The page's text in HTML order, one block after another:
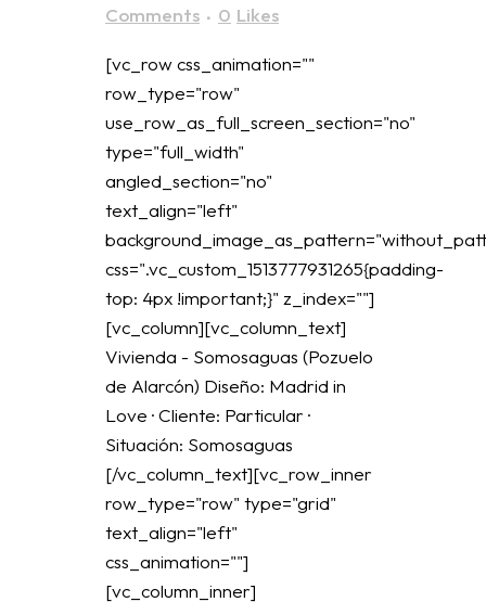
Comments
0 Likes
[vc_row css_animation=""
row_type="row"
use_row_as_full_screen_section="no"
type="full_width"
angled_section="no"
text_align="left"
css=".vc_custom_1513777931265{padding-
top: 4px !important;}" z_index=""]
[vc_column][vc_column_text]
Vivienda - Somosaguas (Pozuelo
de Alarcón) Diseño: Madrid in
Love · Cliente: Particular ·
Situación: Somosaguas
[/vc_column_text][vc_row_inner
row_type="row" type="grid"
text_align="left"
css_animation=""]
[vc_column_inner]